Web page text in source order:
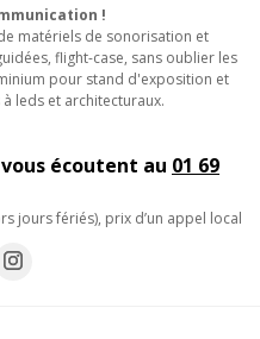
lors de séminaires et
dans des expositions et
lors de remises de prix.
de scène 40 cm et valorisez
au panier
!
matériels de sonorisation et
flight-case, sans oublier les
pour stand d'exposition et
leds et architecturaux.
écoutent au 01 69
jours fériés), prix d’un appel local